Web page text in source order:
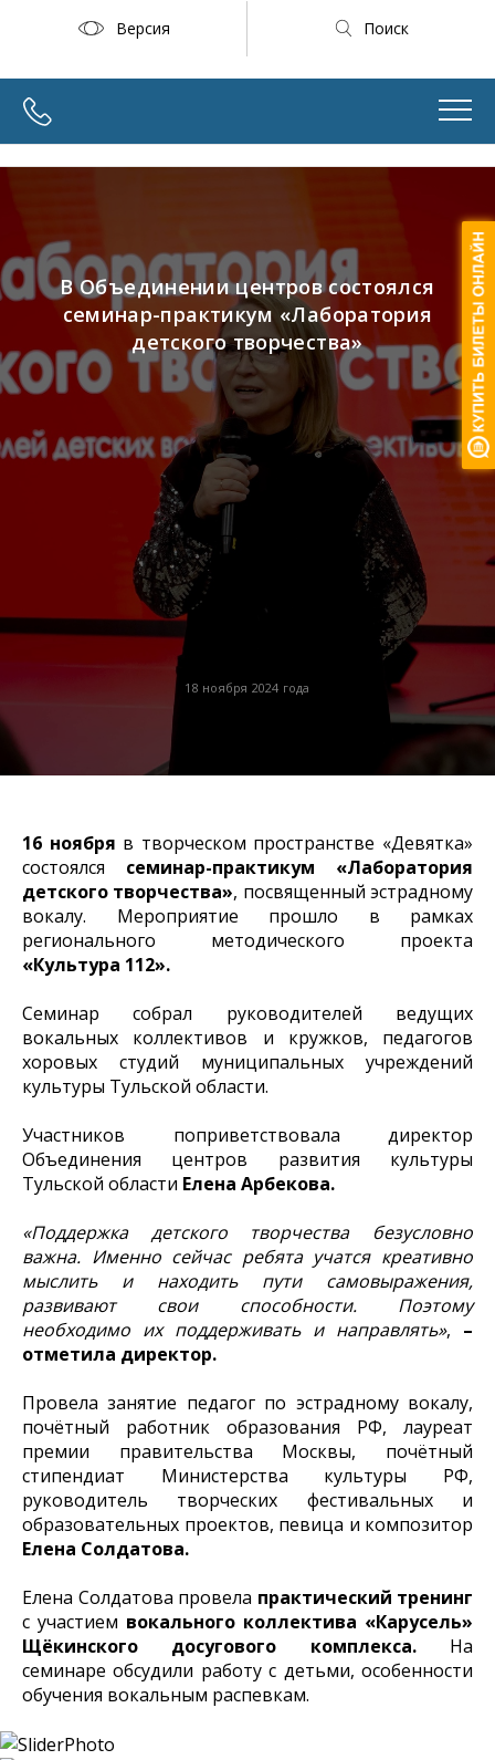
Версия Поиск
18 ноября 2024 года
В Объединении центров состоялся
семинар-практикум «Лаборатория
детского творчества»
16 ноября в творческом пространстве «Девятка»
состоялся семинар-практикум «Лаборатория
детского творчества», посвященный эстрадному
вокалу. Мероприятие прошло в рамках
регионального методического проекта
«Культура 112».
Семинар собрал руководителей ведущих
вокальных коллективов и кружков, педагогов
хоровых студий муниципальных учреждений
культуры Тульской области.
Участников поприветствовала директор
Объединения центров развития культуры
Тульской области Елена Арбекова.
«Поддержка детского творчества безусловно
важна. Именно сейчас ребята учатся креативно
мыслить и находить пути самовыражения,
развивают свои способности. Поэтому
необходимо их поддерживать и направлять», –
отметила директор.
Провела занятие педагог по эстрадному вокалу,
почётный работник образования РФ, лауреат
премии правительства Москвы, почётный
стипендиат Министерства культуры РФ,
руководитель творческих фестивальных и
образовательных проектов, певица и композитор
Елена Солдатова.
Елена Солдатова провела практический тренинг
с участием вокального коллектива «Карусель»
Щёкинского досугового комплекса.На
семинаре обсудили работу с детьми, особенности
обучения вокальным распевкам.